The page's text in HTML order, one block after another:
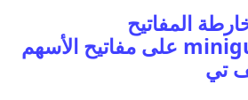
المفاتيح
لminiguide على مفاتيح الأسهم
تي